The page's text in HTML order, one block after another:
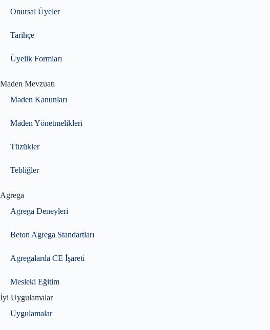
Onursal Üyeler
Tarihçe
Üyelik Formları
Maden Mevzuatı
Maden Kanunları
Maden Yönetmelikleri
Tüzükler
Tebliğler
Agrega
Agrega Deneyleri
Beton Agrega Standartları
Agregalarda CE İşareti
Mesleki Eğitim
İyi Uygulamalar
Uygulamalar